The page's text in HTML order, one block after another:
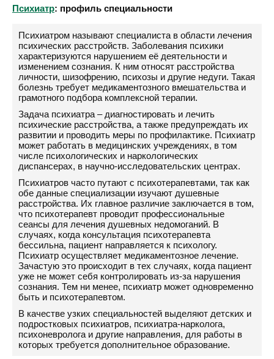
Психиатр: профиль специальности
Психиатром называют специалиста в области лечения
психических расстройств. Заболевания психики
характеризуются нарушением её деятельности и
изменением сознания. К ним относят расстройства
личности, шизофрению, психозы и другие недуги. Такая
болезнь требует медикаментозного вмешательства и
грамотного подбора комплексной терапии.
Задача психиатра – диагностировать и лечить
психические расстройства, а также предупреждать их
развитии и проводить меры по профилактике. Психиатр
может работать в медицинских учреждениях, в том
числе психологических и наркологических
диспансерах, в научно-исследовательских центрах.
Психиатров часто путают с психотерапевтами, так как
обе данные специализации изучают душевные
расстройства. Их главное различие заключается в том,
что психотерапевт проводит профессиональные
сеансы для лечения душевных недомоганий. В
случаях, когда консультация психотерапевта
бессильна, пациент направляется к психологу.
Психиатр осуществляет медикаментозное лечение.
Зачастую это происходит в тех случаях, когда пациент
уже не может себя контролировать из-за нарушения
сознания. Тем ни менее, психиатр может одновременно
быть и психотерапевтом.
В качестве узких специальностей выделяют детских и
подростковых психиатров, психиатра-нарколога,
психоневролога и другие направления, для работы в
которых требуется дополнительное образование.